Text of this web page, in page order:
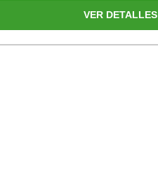
VER DETALLES